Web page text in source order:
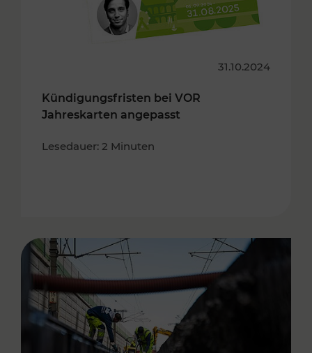
31.10.2024
Kündigungsfristen bei VOR
Jahreskarten angepasst
Lesedauer: 2 Minuten